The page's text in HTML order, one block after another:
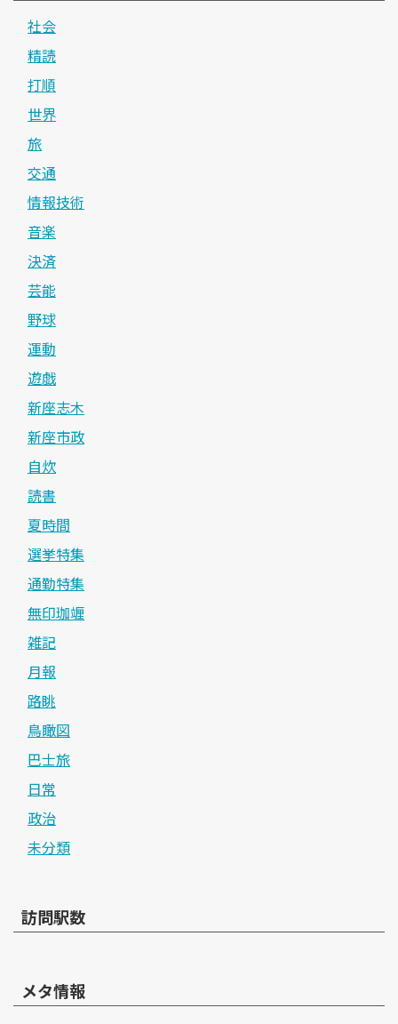
社会
精読
打順
世界
旅
交通
情報技術
音楽
決済
芸能
野球
運動
遊戯
新座志木
新座市政
自炊
読書
夏時間
選挙特集
通勤特集
無印珈竰
雑記
月報
路眺
鳥瞰図
巴士旅
日常
政治
未分類
訪問駅数
メタ情報